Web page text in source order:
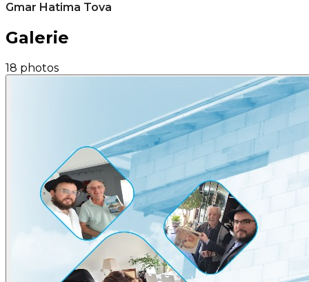
Gmar Hatima Tova
Galerie
18 photos